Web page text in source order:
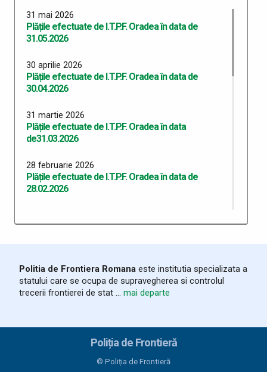
31 mai 2026
Plățile efectuate de I.T.P.F. Oradea în data de
31.05.2026
30 aprilie 2026
Plățile efectuate de I.T.P.F. Oradea în data de
30.04.2026
31 martie 2026
Plățile efectuate de I.T.P.F. Oradea în data
de31.03.2026
28 februarie 2026
Plățile efectuate de I.T.P.F. Oradea în data de
28.02.2026
Plățile efectuate de I.T.P.F. Oradea în data de
30 noiembrie 2025
Plățile efectuate de I.T.P.F. Oradea în data de
30.11.2025
Plățile efectuate de I.T.P.F. Oradea în data de
30 septembrie 2025
Politia de Frontiera Romana este institutia specializata a
statului care se ocupa de supravegherea si controlul
trecerii frontierei de stat ... mai departe
Poliția de Frontieră
© Poliția de Frontieră